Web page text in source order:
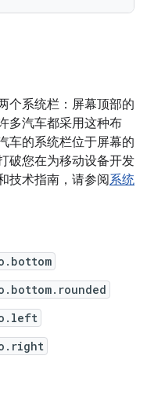
个系统栏：屏幕顶部的
多汽车都采用这种布
车的系统栏位于屏幕的
破您在为移动设备开发
技术指南，请参阅系统